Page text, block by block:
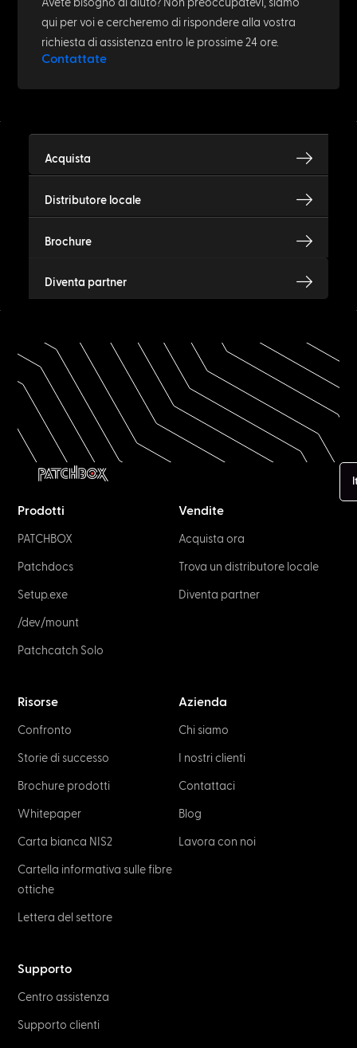
Avete bisogno di aiuto? Non preoccupatevi, siamo
qui per voi e cercheremo di rispondere alla vostra
richiesta di assistenza entro le prossime 24 ore.
Contattate
Acquista
Distributore locale
Brochure
Diventa partner
Prodotti
PATCHBOX
Patchdocs
Setup.exe
/dev/mount
Patchcatch Solo
Vendite
Acquista ora
Trova un distributore locale
Diventa partner
Risorse
Confronto
Storie di successo
Brochure prodotti
Whitepaper
Carta bianca NIS2
Cartella informativa sulle fibre
ottiche
Lettera del settore
Azienda
Chi siamo
I nostri clienti
Contattaci
Blog
Lavora con noi
Supporto
Centro assistenza
Supporto clienti